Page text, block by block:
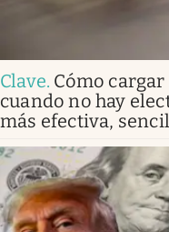
Clave. Cómo
cuando no hay
más efectiva,